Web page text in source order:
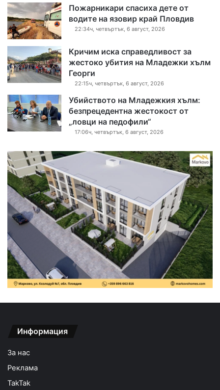
Пожарникари спасиха дете от
водите на язовир край Пловдив
22:34ч, четвъртък, 6 август, 2026
Кричим иска справедливост за
жестоко убития на Младежки хълм
Георги
22:15ч, четвъртък, 6 август, 2026
Убийството на Младежкия хълм:
безпрецедентна жестокост от
„ловци на педофили“
17:06ч, четвъртък, 6 август, 2026
Информация
За нас
Реклама
TakTak